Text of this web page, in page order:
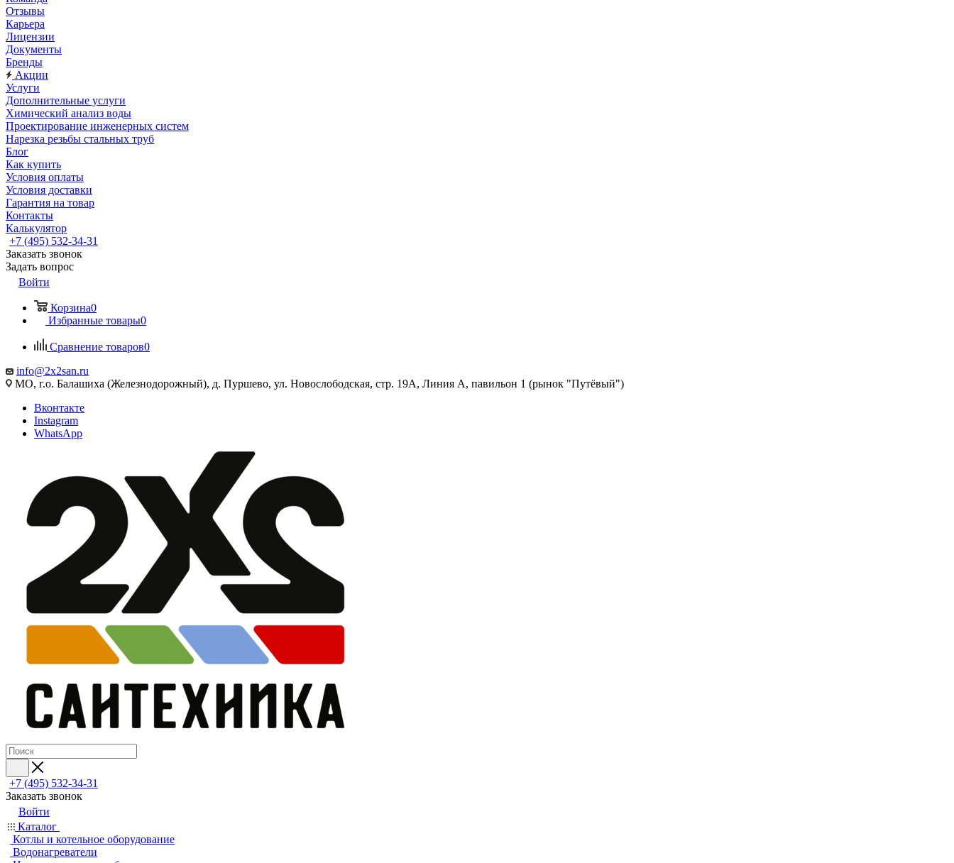
Отзывы
Карьера
Лицензии
Документы
Бренды
Акции
Услуги
Дополнительные услуги
Химический анализ воды
Проектирование инженерных систем
Нарезка резьбы стальных труб
Блог
Как купить
Условия оплаты
Условия доставки
Гарантия на товар
Контакты
Калькулятор
+7 (495) 532‑34‑31
Заказать звонок
Задать вопрос
Войти
Корзина0
Избранные товары0
Сравнение товаров0
info@2x2san.ru
МО, г.о. Балашиха (Железнодорожный), д. Пуршево, ул. Новослободская, стр. 19А, Линия А, павильон 1 (рынок "Путёвый")
Вконтакте
Instagram
WhatsApp
+7 (495) 532‑34‑31
Заказать звонок
Войти
Каталог
Котлы и котельное оборудование
Водонагреватели